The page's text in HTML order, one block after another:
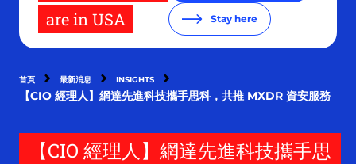
are in USA
Stay here
首頁 最新消息 INSIGHTS
【CIO 經理人】網達先進科技攜手思科，共推 MXDR 資安服務
【CIO 經理人】網達先進科技攜手思